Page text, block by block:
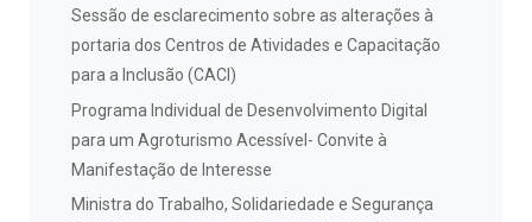
Sessão de esclarecimento sobre as alterações à
portaria dos Centros de Atividades e Capacitação
para a Inclusão (CACI)
Programa Individual de Desenvolvimento Digital
para um Agroturismo Acessível- Convite à
Manifestação de Interesse
Ministra do Trabalho, Solidariedade e Segurança